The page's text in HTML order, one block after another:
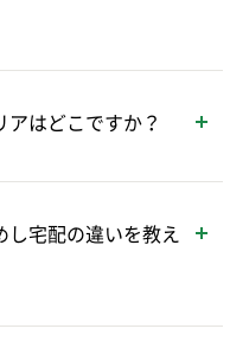
アはどこですか？
の1都11県です。
っていない地域がありま
し宅配の違いを教え